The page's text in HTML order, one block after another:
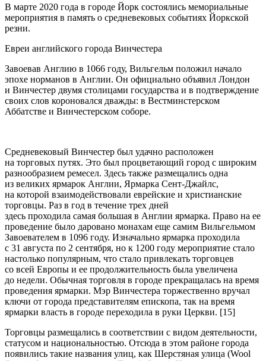
В марте 2020 года в городе Йорк состоялись мемориальные
мероприятия в память о средневековых событиях Йоркской
резни.
Евреи английского города Винчестера
Завоевав Англию в 1066 году, Вильгельм положил начало
эпохе норманов в Англии. Он официально объявил Лондон
и Винчестер двумя столицами государства и в подтверждение
своих слов короновался дважды: в Вестминстерском
Аббатстве и Винчестерском соборе.
Средневековый Винчестер был удачно расположен
на торговых путях. Это был процветающий город с широким
разнообразием ремесел. Здесь также размещались одна
из великих ярмарок Англии, Ярмарка Сент-Джайлс,
на которой взаимодействовали еврейские и христианские
торговцы. Раз в год в течение трех дней
здесь проходила самая большая в Англии ярмарка. Право на ее
проведение было даровано монахам еще самим Вильгельмом
Завоевателем в 1096 году. Изначально ярмарка проходила
с 31 августа по 2 сентября, но к 1200 году мероприятие стало
настолько популярным, что стало привлекать торговцев
со всей Европы и ее продолжительность была увеличена
до недели. Обычная торговля в городе прекращалась на время
проведения ярмарки. Мэр Винчестера торжественно вручал
ключи от города представителям епископа, так на время
ярмарки власть в городе переходила в руки Церкви. [15]
Торговцы размещались в соответствии с видом деятельности,
статусом и национальностью. Отсюда в этом районе города
появились такие названия улиц, как Шерстяная улица (Wool